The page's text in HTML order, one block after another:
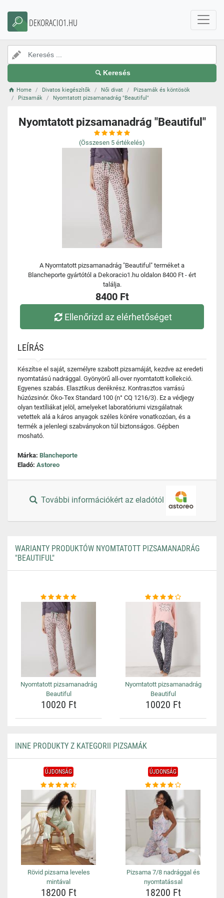
DEKORACIO1.HU
Keresés
Home Divatos kiegészítők Női divat
Pizsamák és köntösök
Pizsamák
Nyomtatott pizsamanadrág "Beautiful"
Nyomtatott pizsamanadrág "Beautiful"
(Összesen 5 értékelés)
A Nyomtatott pizsamanadrág "Beautiful" terméket a
Blancheporte gyártótól a Dekoracio1.hu oldalon 8400 Ft - ért
találja.
8400 Ft
Ellenőrizd az elérhetőséget
LEÍRÁS
Készítse el saját, személyre szabott pizsamáját, kezdve az eredeti
nyomtatású nadrággal. Gyönyörű all-over nyomtatott kollekció.
Egyenes szabás. Elasztikus derékrész. Kontrasztos varrású
húzózsinór. Öko-Tex Standard 100 (n° CQ 1216/3). Ez a védjegy
olyan textíliákat jelöl, amelyeket laboratóriumi vizsgálatnak
vetettek alá a káros anyagok széles körére vonatkozóan, és a
termék a jelenlegi szabványokon túl biztonságos. Gépben
mosható.
Márka: Blancheporte
Eladó: Astoreo
További információkért az eladótól
WARIANTY PRODUKTÓW NYOMTATOTT PIZSAMANADRÁG
"BEAUTIFUL"
Nyomtatott pizsamanadrág
Beautiful
10020 Ft
Nyomtatott pizsamanadrág
Beautiful
10020 Ft
INNE PRODUKTY Z KATEGORII PIZSAMÁK
ÚJDONSÁG
Rövid pizsama leveles
mintával
18200 Ft
ÚJDONSÁG
Pizsama 7/8 nadrággal és
nyomtatással
18200 Ft